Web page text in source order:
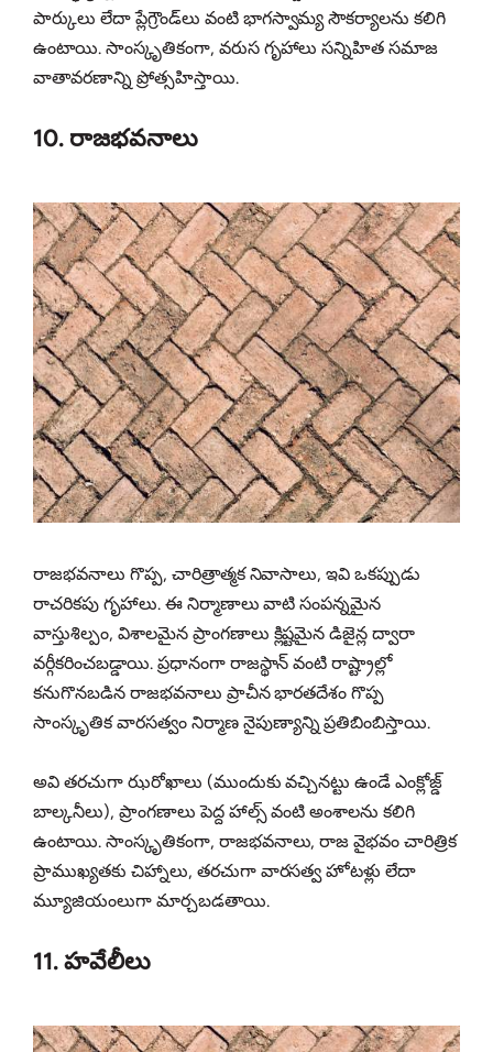
పార్కులు లేదా ప్లేగ్రౌండ్‌లు వంటి భాగస్వామ్య సౌకర్యాలను కలిగి
ఉంటాయి. సాంస్కృతికంగా, వరుస గృహాలు సన్నిహిత సమాజ
వాతావరణాన్ని ప్రోత్సహిస్తాయి.
10. రాజభవనాలు
రాజభవనాలు గొప్ప, చారిత్రాత్మక నివాసాలు, ఇవి ఒకప్పుడు
రాచరికపు గృహాలు. ఈ నిర్మాణాలు వాటి సంపన్నమైన
వాస్తుశిల్పం, విశాలమైన ప్రాంగణాలు క్లిష్టమైన డిజైన్ల ద్వారా
వర్గీకరించబడ్డాయి. ప్రధానంగా రాజస్థాన్ వంటి రాష్ట్రాల్లో
కనుగొనబడిన రాజభవనాలు ప్రాచీన భారతదేశం గొప్ప
సాంస్కృతిక వారసత్వం నిర్మాణ నైపుణ్యాన్ని ప్రతిబింబిస్తాయి.
అవి తరచుగా ఝరోఖాలు (ముందుకు వచ్చినట్టు ఉండే ఎంక్లోజ్డ్
బాల్కనీలు), ప్రాంగణాలు పెద్ద హాల్స్ వంటి అంశాలను కలిగి
ఉంటాయి. సాంస్కృతికంగా, రాజభవనాలు, రాజ వైభవం చారిత్రిక
ప్రాముఖ్యతకు చిహ్నాలు, తరచుగా వారసత్వ హోటళ్లు లేదా
మ్యూజియంలుగా మార్చబడతాయి.
11. హవేలీలు